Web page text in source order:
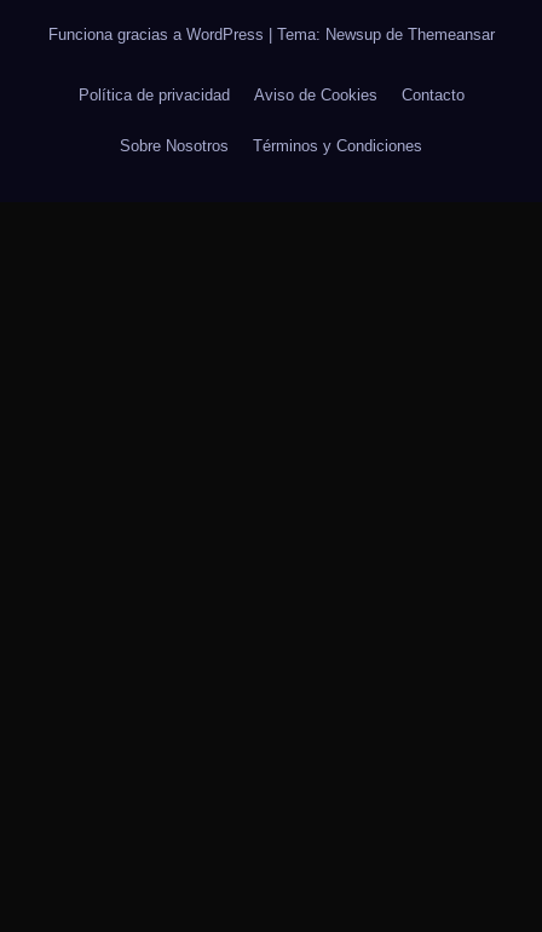
Funciona gracias a WordPress Tema: Newsup de Themeansar
Política de privacidad Aviso de Cookies Contacto
Sobre Nosotros Términos y Condiciones